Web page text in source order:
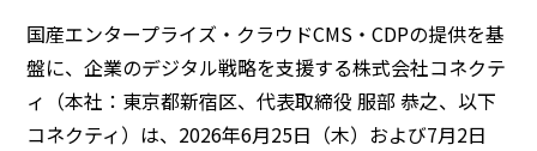
国産エンタープライズ・クラウドCMS・CDPの提供を基
盤に、企業のデジタル戦略を支援する株式会社コネクテ
ィ（本社：東京都新宿区、代表取締役 服部 恭之、以下
コネクティ）は、2026年6月25日（木）および7月2日